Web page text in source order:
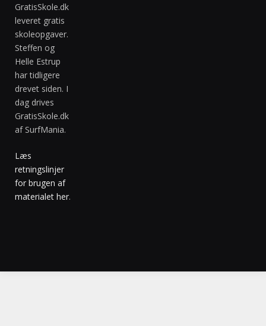
GratisSkole.dk
leveret gratis
skoleopgaver.
Steffen og
Helle Estrup
har tidligere
drevet siden. I
dag drives
GratisSkole.dk
af SurfMania.
Læs
retningslinjer
for brugen af
materialet her.